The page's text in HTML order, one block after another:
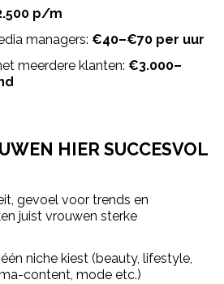
p/m
managers: €40–€70 per uur
meerdere klanten: €3.000–
HIER SUCCESVOL
gevoel voor trends en
juist vrouwen sterke
niche kiest (beauty, lifestyle,
content, mode etc.)